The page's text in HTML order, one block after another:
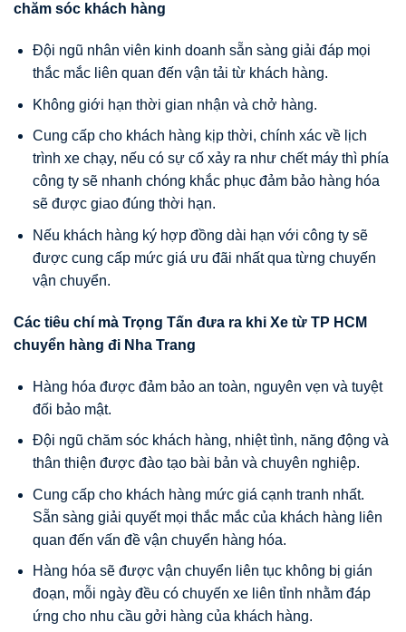
chăm sóc khách hàng
Đội ngũ nhân viên kinh doanh sẵn sàng giải đáp mọi
thắc mắc liên quan đến vận tải từ khách hàng.
Không giới hạn thời gian nhận và chở hàng.
Cung cấp cho khách hàng kịp thời, chính xác về lịch
trình xe chạy, nếu có sự cố xảy ra như chết máy thì phía
công ty sẽ nhanh chóng khắc phục đảm bảo hàng hóa
sẽ được giao đúng thời hạn.
Nếu khách hàng ký hợp đồng dài hạn với công ty sẽ
được cung cấp mức giá ưu đãi nhất qua từng chuyến
vận chuyển.
Các tiêu chí mà Trọng Tấn đưa ra khi Xe từ TP HCM
chuyển hàng đi Nha Trang
Hàng hóa được đảm bảo an toàn, nguyên vẹn và tuyệt
đối bảo mật.
Đội ngũ chăm sóc khách hàng, nhiệt tình, năng động và
thân thiện được đào tạo bài bản và chuyên nghiệp.
Cung cấp cho khách hàng mức giá cạnh tranh nhất.
Sẵn sàng giải quyết mọi thắc mắc của khách hàng liên
quan đến vấn đề vận chuyển hàng hóa.
Hàng hóa sẽ được vận chuyển liên tục không bị gián
đoạn, mỗi ngày đều có chuyến xe liên tỉnh nhằm đáp
ứng cho nhu cầu gởi hàng của khách hàng.